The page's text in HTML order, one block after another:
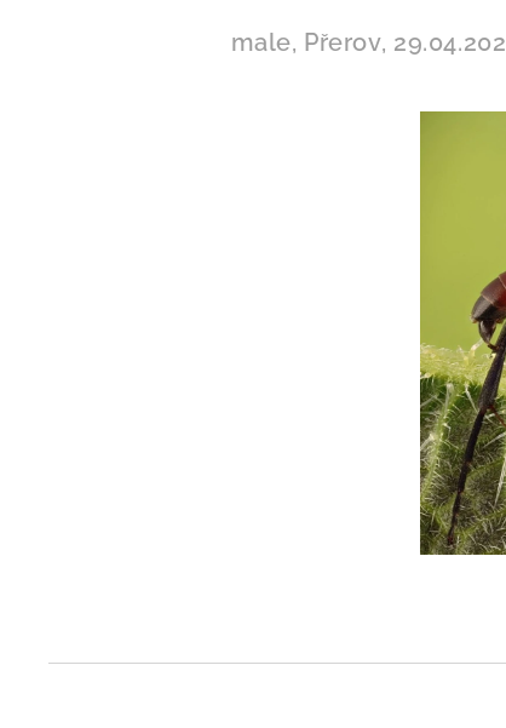
male, Přerov,